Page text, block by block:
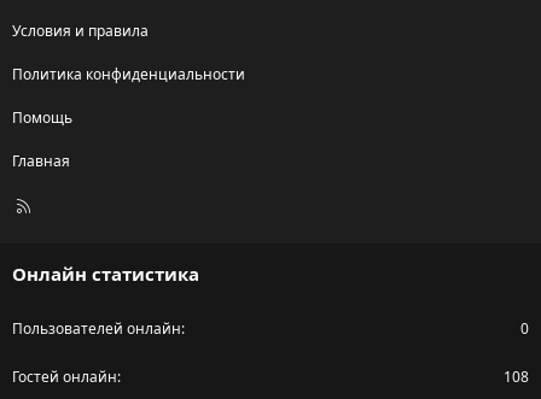
Условия и правила
Политика конфиденциальности
Помощь
Главная
R
Онлайн статистика
Пользователей онлайн 0
Гостей онлайн 108